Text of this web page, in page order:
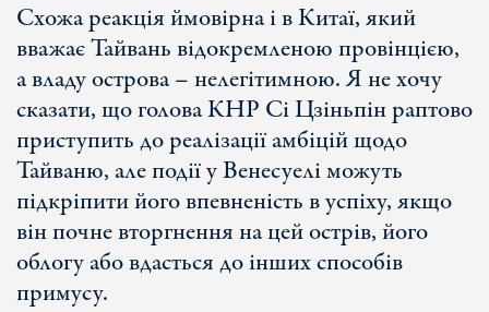
Схожа реакція ймовірна і в Китаї, який
вважає Тайвань відокремленою провінцією,
а владу острова – нелегітимною. Я не хочу
сказати, що голова КНР Сі Цзіньпін раптово
приступить до реалізації амбіцій щодо
Тайваню, але події у Венесуелі можуть
підкріпити його впевненість в успіху, якщо
він почне вторгнення на цей острів, його
облогу або вдасться до інших способів
примусу.